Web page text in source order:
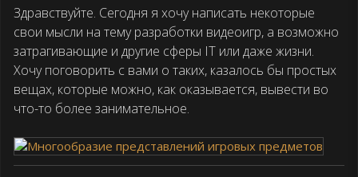
Здравствуйте. Сегодня я хочу написать некоторые
свои мысли на тему разработки видеоигр, а возможно
затрагивающие и другие сферы IT или даже жизни.
Хочу поговорить с вами о таких, казалось бы простых
вещах, которые можно, как оказывается, вывести во
что-то более занимательное.